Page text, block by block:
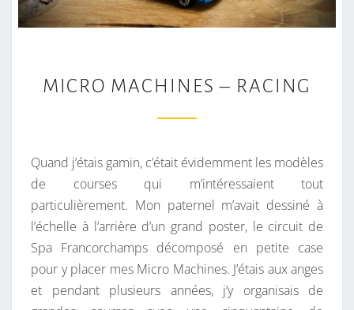
I
O
I
MICRO MACHINES – RACING
Quand j’étais gamin, c’était évidemment les modèles
de courses qui m’intéressaient tout
particulièrement. Mon paternel m’avait dessiné à
l’échelle à l’arrière d’un grand poster, le circuit de
Spa Francorchamps décomposé en petite case
pour y placer mes Micro Machines. J’étais aux anges
et pendant plusieurs années, j’y organisais de